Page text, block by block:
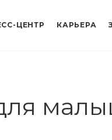
ЦЕНТР КАРЬЕРА